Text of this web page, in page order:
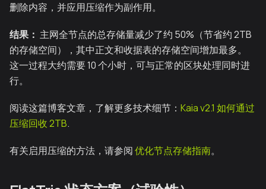
删除内容，并应用压缩作为副作用。
结果： 主网全节点的总存储量减少了约 50%（节省约 2TB
的存储空间），其中正文和收据表的存储空间增加最多。
这一过程大约需要 10 个小时，可与正常的区块处理同时进
行。
阅读这篇博客文章，了解更多技术细节： Kaia v2.1 如何通过
压缩回收 2TB.
有关启用压缩的方法，请参阅优化节点存储指南。